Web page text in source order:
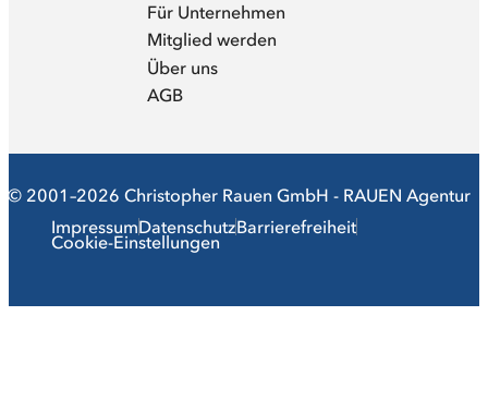
Für Unternehmen
Mitglied werden
Über uns
AGB
© 2001–2026 Christopher Rauen GmbH - RAUEN Agentur
ImpressumDatenschutzBarrierefreiheit
Cookie-Einstellungen